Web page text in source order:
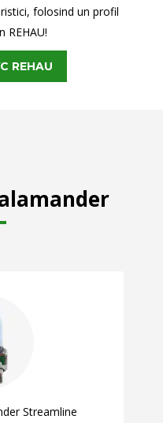
folosind un profil
REHAU!
REHAU
Streamline